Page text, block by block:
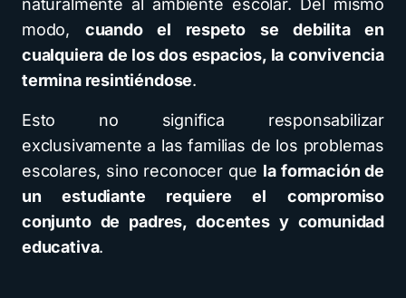
naturalmente al ambiente escolar. Del mismo
modo, cuando el respeto se debilita en
cualquiera de los dos espacios, la convivencia
termina resintiéndose.
Esto no significa responsabilizar
exclusivamente a las familias de los problemas
escolares, sino reconocer que la formación de
un estudiante requiere el compromiso
conjunto de padres, docentes y comunidad
educativa.